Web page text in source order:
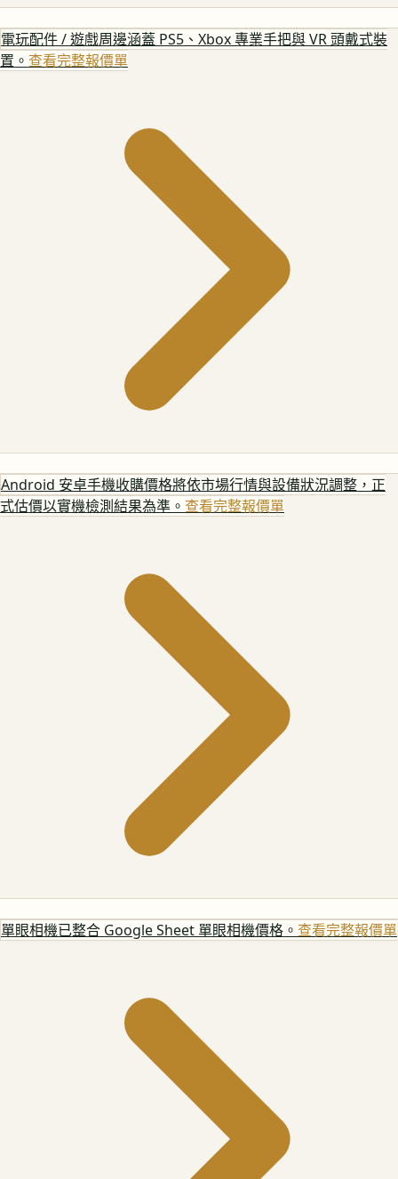
電玩配件 / 遊戲周邊涵蓋 PS5、Xbox 專業手把與 VR 頭戴式裝
置。 查看完整報價單
Android 安卓手機收購價格將依市場行情與設備狀況調整，正
式估價以實機檢測結果為準。 查看完整報價單
單眼相機已整合 Google Sheet 單眼相機價格。 查看完整報價單